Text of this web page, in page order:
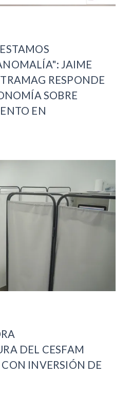
JAIME
RESPONDE
SOBRE
EN
DEL CESFAM
INVERSIÓN DE